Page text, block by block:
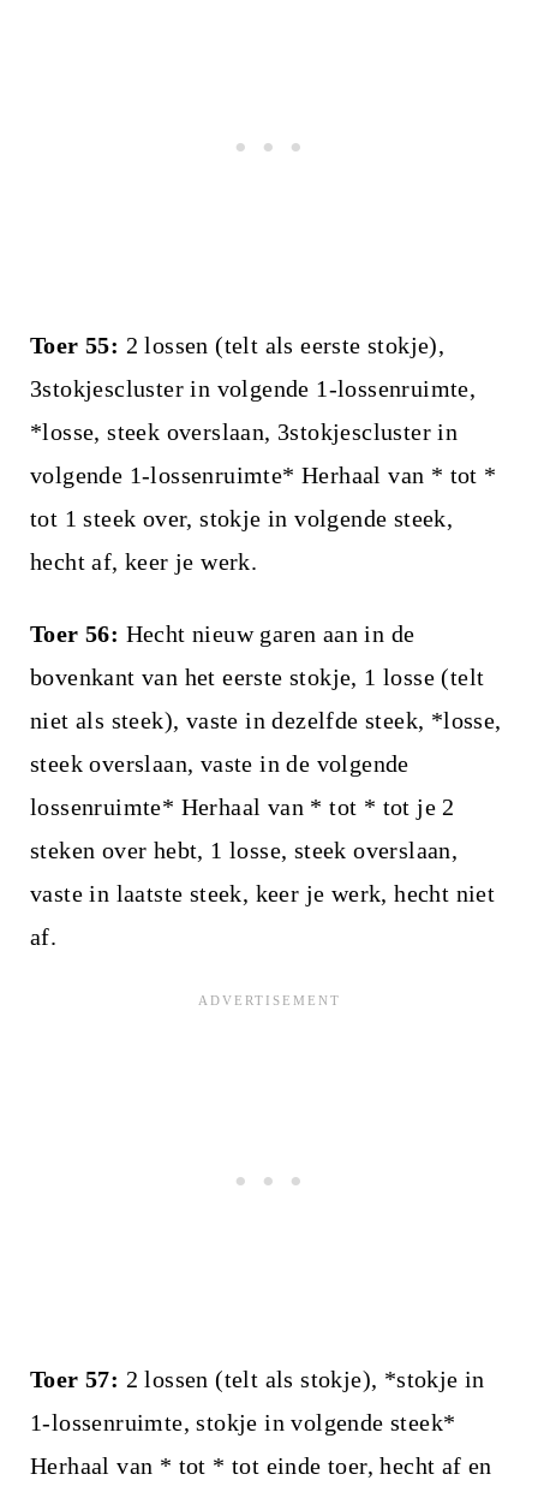
Toer 55: 2 lossen (telt als eerste stokje),
3stokjescluster in volgende 1-lossenruimte,
*losse, steek overslaan, 3stokjescluster in
volgende 1-lossenruimte* Herhaal van * tot *
tot 1 steek over, stokje in volgende steek,
hecht af, keer je werk.
Toer 56: Hecht nieuw garen aan in de
bovenkant van het eerste stokje, 1 losse (telt
niet als steek), vaste in dezelfde steek, *losse,
steek overslaan, vaste in de volgende
lossenruimte* Herhaal van * tot * tot je 2
steken over hebt, 1 losse, steek overslaan,
vaste in laatste steek, keer je werk, hecht niet
af.
Toer 57: 2 lossen (telt als stokje), *stokje in
1-lossenruimte, stokje in volgende steek*
Herhaal van * tot * tot einde toer, hecht af en